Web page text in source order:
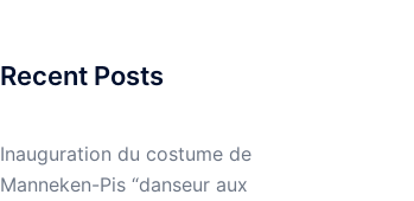
Recent Posts
Inauguration du costume de
Manneken-Pis “danseur aux